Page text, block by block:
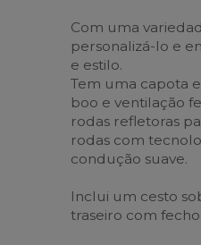
Com uma
personalizá-lo e
e estilo.
Tem uma capota
boo e ventilação
rodas refletoras
rodas com
condução suave.
Inclui um cesto
traseiro com